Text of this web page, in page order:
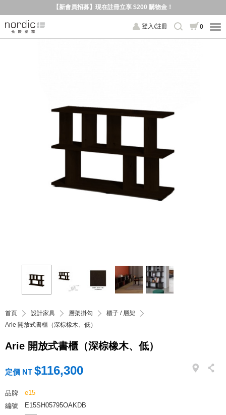
【新會員招募】現在註冊立享 $200 購物金！
登入/註冊 0
首頁 設計家具 層架掛勾
櫃子 / 層架
Arie 開放式書櫃（深棕橡木、低）
Arie 開放式書櫃（深棕橡木、低）
定價 NT $116,300
品牌
e15
編號
E15SH05795OAKDB